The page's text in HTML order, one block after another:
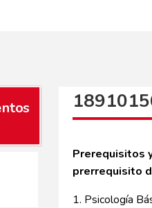
Prerequisitos
prerrequisito
1. Psicología